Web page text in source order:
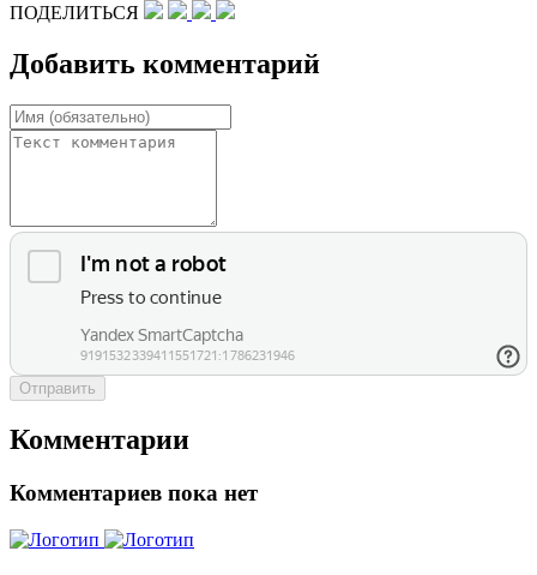
ПОДЕЛИТЬСЯ
Добавить комментарий
Отправить
Комментарии
Комментариев пока нет